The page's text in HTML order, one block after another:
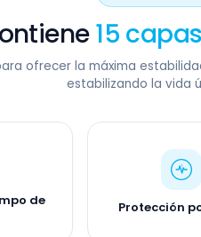
15
ofrecer la máxima
estabilizando la vida
de
Protección